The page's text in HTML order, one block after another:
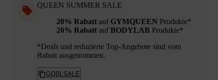
QUEEN SUMMER SALE
20% Rabatt auf GYMQUEEN Produkte*
20% Rabatt auf BODYLAB Produkte*
*Deals und reduzierte Top-Angebote sind vom
Rabatt ausgenommen.
GQBLSALE